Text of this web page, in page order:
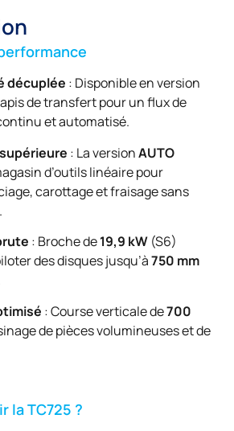
décuplée : Disponible en version
de transfert pour un flux de
et automatisé.
: La versionAUTO
d’outils linéaire pour
carottage et fraisage sans
: Broche de19,9 kW(S6)
des disques jusqu’à750 mm
: Course verticale de700
de pièces volumineuses et de
la TC725 ?